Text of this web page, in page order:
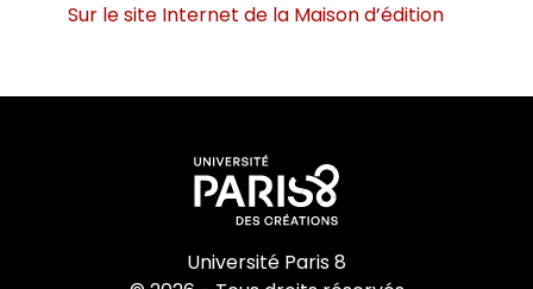
Sur le site Internet de la Maison d’édition
Université Paris 8